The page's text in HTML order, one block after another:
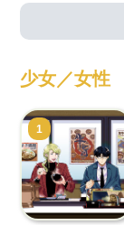
少女／女性
1